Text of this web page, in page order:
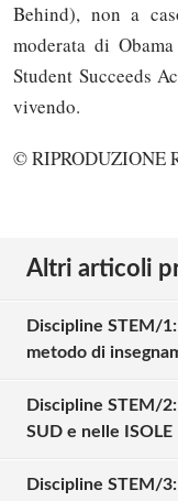
Behind), non a
moderata di
Student Succeeds
vivendo.
© RIPRODUZIONE
Altri articoli
Discipline STEM/
metodo di
Discipline STEM/
SUD e nelle ISOLE
Discipline STEM/